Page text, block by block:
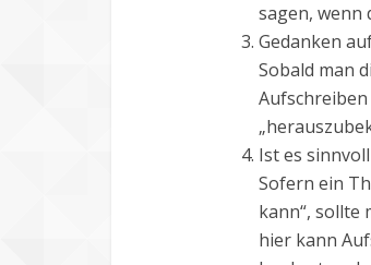
sagen, wenn
Gedanken
Sobald man
Ist es
Sofern ein
kann“, sollte
hier kann